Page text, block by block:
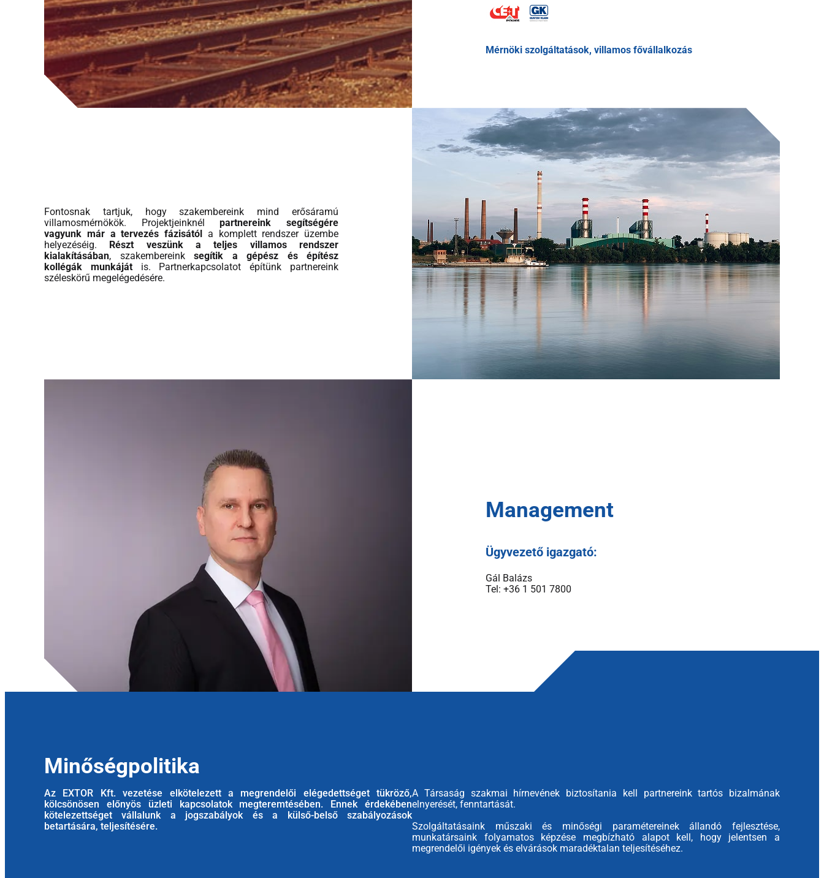
Mérnöki szolgáltatások, villamos fővállalkozás
Fontosnak tartjuk, hogy szakembereink mind erősáramú
villamosmérnökök. Projektjeinknélpartnereink segítségére
vagyunk már a tervezés fázisától a komplett rendszer üzembe
helyezéséig.
Részt veszünk a teljes villamos rendszer
kialakításában, szakembereink segítik a gépész és építész
kollégák munkáját is. Partnerkapcsolatot építünk partnereink
széleskörű megelégedésére.
Management
Ügyvezető igazgató:
Gál Balázs
Tel: +36 1 501 7800
Minőségpolitika
Az EXTOR Kft. vezetése elkötelezett a megrendelői elégedettséget tükröző,
kölcsönösen előnyös üzleti kapcsolatok megteremtésében. Ennek érdekében
kötelezettséget vállalunk a jogszabályok és a külső-belső szabályozások
betartására, teljesítésére.
A Társaság szakmai hírnevének biztosítania kell partnereink tartós bizalmának
elnyerését, fenntartását.
Szolgáltatásaink műszaki és minőségi paramétereinek állandó fejlesztése,
munkatársaink folyamatos képzése megbízható alapot kell, hogy jelentsen a
megrendelői igények és elvárások maradéktalan teljesítéséhez.